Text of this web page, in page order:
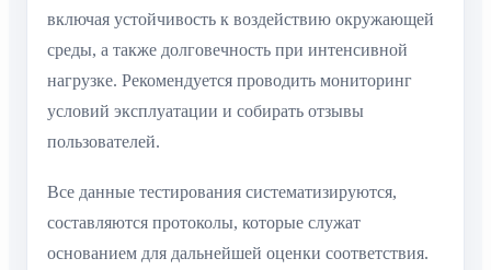
включая устойчивость к воздействию окружающей
среды, а также долговечность при интенсивной
нагрузке. Рекомендуется проводить мониторинг
условий эксплуатации и собирать отзывы
пользователей.
Все данные тестирования систематизируются,
составляются протоколы, которые служат
основанием для дальнейшей оценки соответствия.